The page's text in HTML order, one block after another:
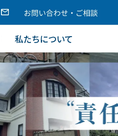
私たちについて